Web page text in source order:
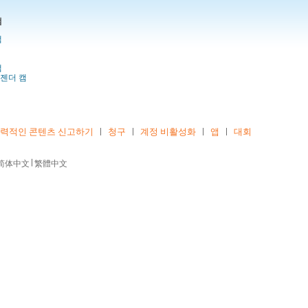
더 캠
적인 콘텐츠 신고하기 청구 계정 비활성화 앱 대회